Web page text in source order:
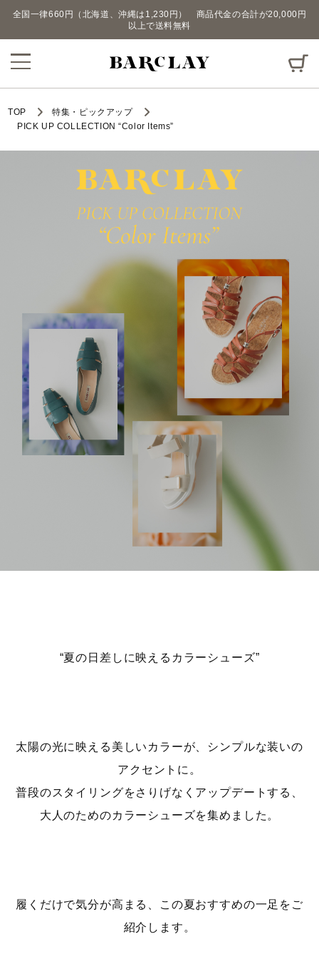
全国一律660円（北海道、沖縄は1,230円） 商品代金の合計が20,000円
以上で送料無料
TOP
特集・ピックアップ
PICK UP COLLECTION “Color Items”
“夏の日差しに映えるカラーシューズ”
太陽の光に映える美しいカラーが、シンプルな装いの
アクセントに。
普段のスタイリングをさりげなくアップデートする、
大人のためのカラーシューズを集めました。
履くだけで気分が高まる、この夏おすすめの一足をご
紹介します。